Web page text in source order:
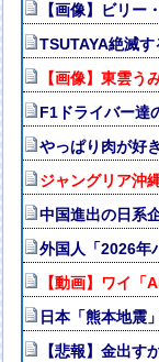
【画像】ビリ
TSUTAYA絶滅す
【画像】東雲
F1ドライバー達
やっぱり肉が好き
ジャングリア沖
中国進出の日系
外国人「2026年
【動画】ワイ
日本「熊本地震
【悲報】金出